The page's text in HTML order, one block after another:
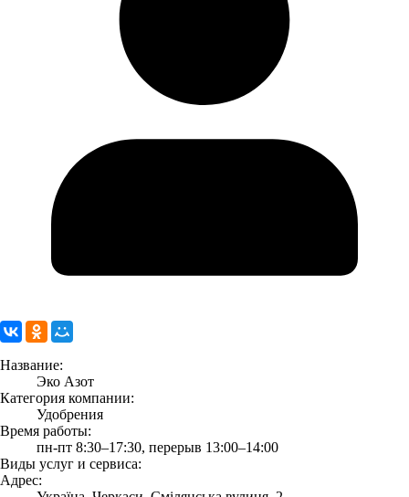
Название:
Эко Азот
Категория компании:
Удобрения
Время работы:
пн-пт 8:30–17:30, перерыв 13:00–14:00
Виды услуг и сервиса:
Адрес: